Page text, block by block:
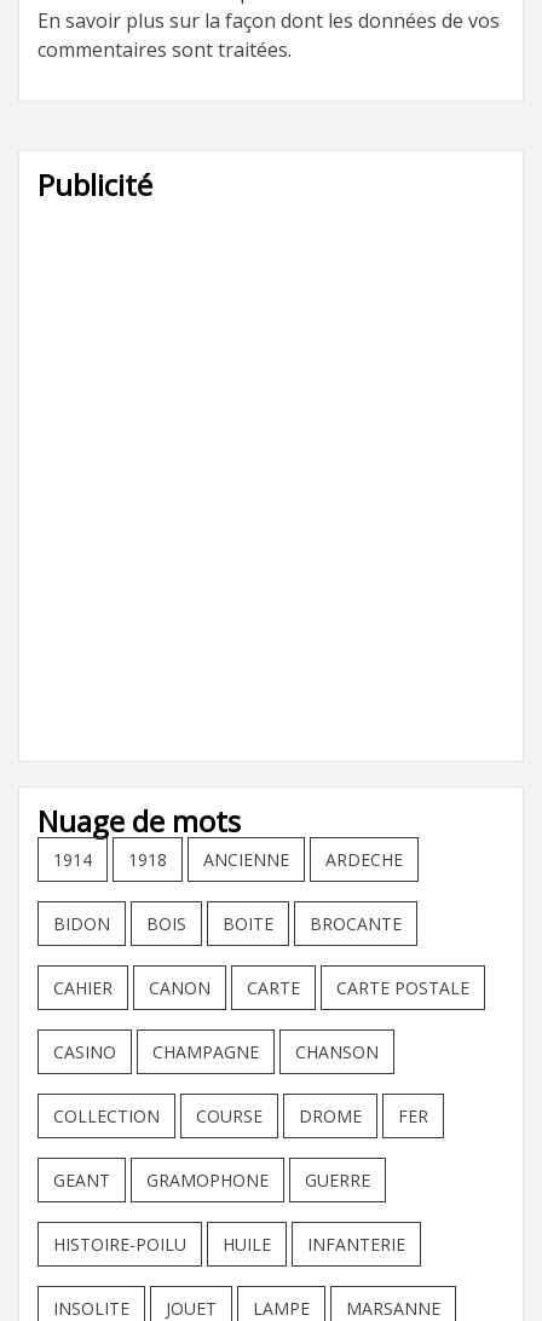
En savoir plus sur la façon dont les données de vos
commentaires sont traitées.
Publicité
Nuage de mots
1914 1918 ANCIENNE ARDECHE
BIDON BOIS BOITE BROCANTE
CAHIER CANON CARTE CARTE POSTALE
CASINO CHAMPAGNE CHANSON
COLLECTION COURSE DROME FER
GEANT GRAMOPHONE GUERRE
HISTOIRE-POILU HUILE INFANTERIE
INSOLITE JOUET LAMPE MARSANNE